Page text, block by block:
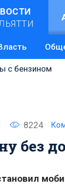
с бензином
8224
без